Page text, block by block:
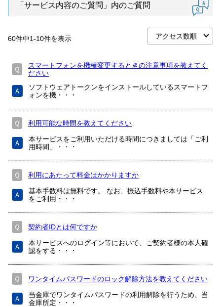
「サービス内容のご質問」内のご質問
60件中1-10件を表示
Ｑ
スマートフォンを機種変更するときの注意事項を教えてく
ださい
Ａ
ソフトウェアトークンをインストールしているスマートフ
ォンを機・・・
Ｑ 利用可能な時間を教えてください
Ａ
本サービスをご利用いただける時間につきましては「ご利
用時間」・・・
Ｑ 利用にあたって料金はかかりますか
Ａ
基本手数料は無料です。 なお、振込手数料や本サービス
をご利用・・・
Ｑ 契約者IDとは何ですか
Ａ
本サービスへのログイン等において、ご契約者様の本人確
認をする・・・
Ｑ ワンタイムパスワードのロック解除方法を教えてください
Ａ
当金庫でワンタイムパスワードの利用解除を行うため、当
金庫所定・・・